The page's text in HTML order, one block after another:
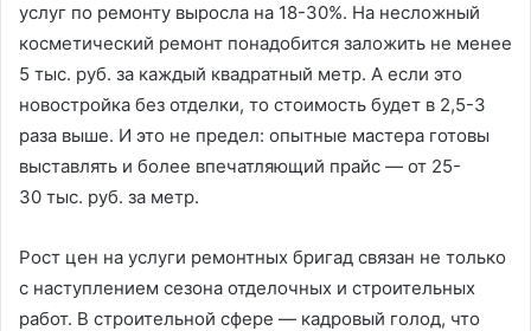
услуг по ремонту выросла на 18-30%. На несложный
косметический ремонт понадобится заложить не менее
5 тыс. руб. за каждый квадратный метр. А если это
новостройка без отделки, то стоимость будет в 2,5-3
раза выше. И это не предел: опытные мастера готовы
выставлять и более впечатляющий прайс — от 25-
30 тыс. руб. за метр.
Рост цен на услуги ремонтных бригад связан не только
с наступлением сезона отделочных и строительных
работ. В строительной сфере — кадровый голод, что